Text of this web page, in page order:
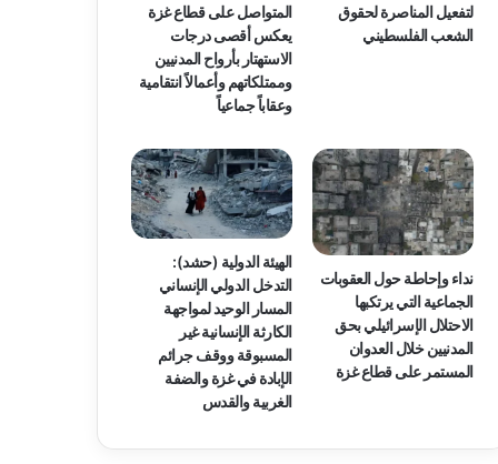
لتفعيل المناصرة لحقوق
الشعب الفلسطيني
المتواصل على قطاع غزة
يعكس أقصى درجات
الاستهتار بأرواح المدنيين
وممتلكاتهم وأعمالاً انتقامية
وعقاباً جماعياً
نداء وإحاطة حول العقوبات
الجماعية التي يرتكبها
الاحتلال الإسرائيلي بحق
المدنيين خلال العدوان
المستمر على قطاع غزة
الهيئة الدولية (حشد):
التدخل الدولي الإنساني
المسار الوحيد لمواجهة
الكارثة الإنسانية غير
المسبوقة ووقف جرائم
الإبادة في غزة والضفة
الغربية والقدس